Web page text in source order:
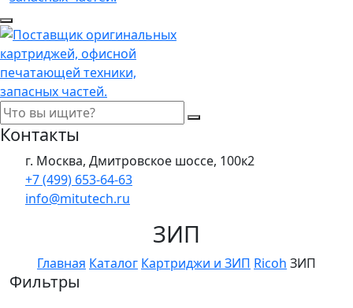
Контакты
г. Москва, Дмитровское шоссе, 100к2
+7 (499) 653-64-63
info@mitutech.ru
ЗИП
Главная Каталог Картриджи и ЗИП Ricoh ЗИП
Фильтры